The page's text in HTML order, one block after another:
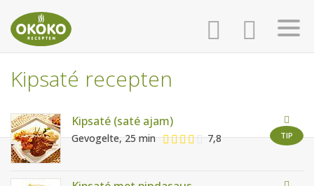
AANMELDEN
HOME
RECEPTEN
Kipsaté recepten
TIP
Kipsaté (saté ajam)
Gevogelte, 25 min 7,8